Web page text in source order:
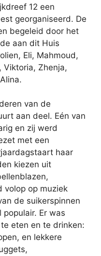
12 een
georganiseerd. De
begeleid door het
aan dit Huis
Eli, Mahmoud,
Viktoria, Zhenja,
van de
aan deel. Eén van
en zij werd
met een
haar
kiezen uit
volop op muziek
de suikerspinnen
Er was
eten en te drinken:
en lekkere